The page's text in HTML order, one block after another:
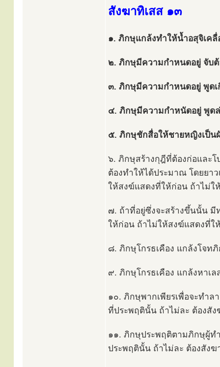
สังฆาทิเสส ๑๓
๑. ภิกษุแกล้งทำให้น้ำอสุจิเคลื่
๒. ภิกษุมีความกำหนดอยู่ จับ
๓. ภิกษุมีความกำหนดอยู่ พูดเ
๔. ภิกษุมีความกำหนัดอยู่ พูด
๕. ภิกษุชักสื่อให้ชายหญิงเป็น
๖. ภิกษุสร้างกุฎีที่ต้องก่อและโ
ต้องทำให้ได้ประมาณ โดยยา
ให้สงฆ์แสดงที่ให้ก่อน ถ้าไม่ใ
๗. ถ้าที่อยู่ซึ่งจะสร้างขึ้นนั้น มี
ให้ก่อน ถ้าไม่ให้สงฆ์แสดงที่ใ
๘. ภิกษุโกรธเคือง แกล้งโจท
๙. ภิกษุโกรธเคือง แกล้งหาเ
๑๐. ภิกษุพากเพียรเพื่อจะทำ
ที่ประพฤตินั้น ถ้าไม่ละ ต้องสัง
๑๑. ภิกษุประพฤติตามภิกษุผู้ท
ประพฤตินั้น ถ้าไม่ละ ต้องสังฆ